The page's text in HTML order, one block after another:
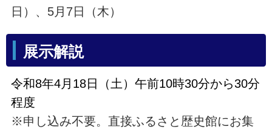
日）、5月7日（木）
展示解説
令和8年4月18日（土）午前10時30分から30分
程度
※申し込み不要。直接ふるさと歴史館にお集